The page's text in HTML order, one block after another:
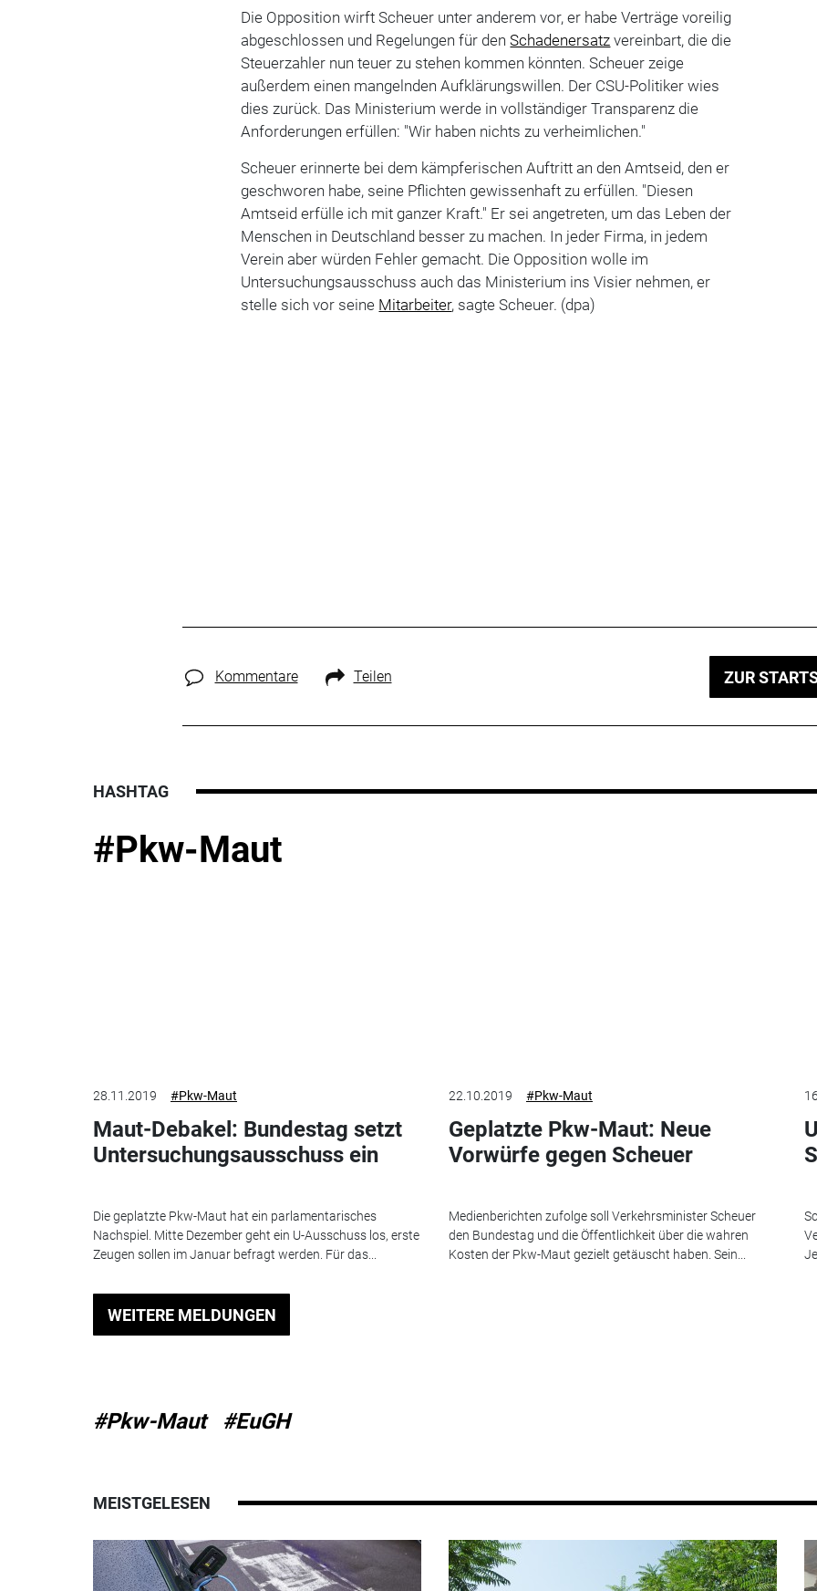
Die Opposition wirft Scheuer unter anderem vor, er habe Verträge voreilig
abgeschlossen und Regelungen für denSchadenersatz vereinbart, die die
Steuerzahler nun teuer zu stehen kommen könnten. Scheuer zeige
außerdem einen mangelnden Aufklärungswillen. Der CSU-Politiker wies
dies zurück. Das Ministerium werde in vollständiger Transparenz die
Anforderungen erfüllen: "Wir haben nichts zu verheimlichen."
Scheuer erinnerte bei dem kämpferischen Auftritt an den Amtseid, den er
geschworen habe, seine Pflichten gewissenhaft zu erfüllen. "Diesen
Amtseid erfülle ich mit ganzer Kraft." Er sei angetreten, um das Leben der
Menschen in Deutschland besser zu machen. In jeder Firma, in jedem
Verein aber würden Fehler gemacht. Die Opposition wolle im
Untersuchungsausschuss auch das Ministerium ins Visier nehmen, er
stelle sich vor seine Mitarbeiter, sagte Scheuer. (dpa)
Kommentare Teilen ZUR
HASHTAG
#Pkw-Maut
28.11.2019 #Pkw-Maut
Maut-Debakel: Bundestag setzt
Untersuchungsausschuss ein
Die geplatzte Pkw-Maut hat ein parlamentarisches
Nachspiel. Mitte Dezember geht ein U-Ausschuss los, erste
Zeugen sollen im Januar befragt werden. Für das...
22.10.2019 #Pkw-Maut
Geplatzte Pkw-Maut: Neue
Vorwürfe gegen Scheuer
Medienberichten zufolge soll Verkehrsminister Scheuer
den Bundestag und die Öffentlichkeit über die wahren
Kosten der Pkw-Maut gezielt getäuscht haben. Sein...
WEITERE MELDUNGEN
#Pkw-Maut #EuGH
MEISTGELESEN